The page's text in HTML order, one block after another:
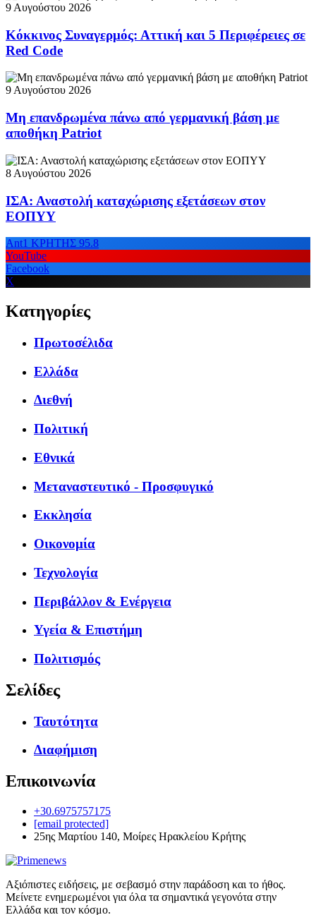
9 Αυγούστου 2026
Κόκκινος Συναγερμός: Αττική και 5 Περιφέρειες σε
Red Code
9 Αυγούστου 2026
Μη επανδρωμένα πάνω από γερμανική βάση με
αποθήκη Patriot
8 Αυγούστου 2026
ΙΣΑ: Αναστολή καταχώρισης εξετάσεων στον
ΕΟΠΥΥ
Ant1 ΚΡΗΤΗΣ 95.8
YouTube
Facebook
X
Κατηγορίες
Πρωτοσέλιδα
Ελλάδα
Διεθνή
Πολιτική
Εθνικά
Μεταναστευτικό - Προσφυγικό
Εκκλησία
Οικονομία
Τεχνολογία
Περιβάλλον & Ενέργεια
Υγεία & Επιστήμη
Πολιτισμός
Σελίδες
Ταυτότητα
Διαφήμιση
Επικοινωνία
+30.6975757175
[email protected]
25ης Μαρτίου 140, Μοίρες Ηρακλείου Κρήτης
Αξιόπιστες ειδήσεις, με σεβασμό στην παράδοση και το ήθος.
Μείνετε ενημερωμένοι για όλα τα σημαντικά γεγονότα στην
Ελλάδα και τον κόσμο.